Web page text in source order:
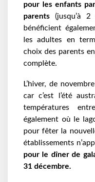
pour les enfants
parents (jusqu’à
bénéficient
les adultes en
choix des parents
complète.
L’hiver, de
car c’est l’été
températures
également où le
pour fêter la
établissements
pour le dîner de
31 décembre.